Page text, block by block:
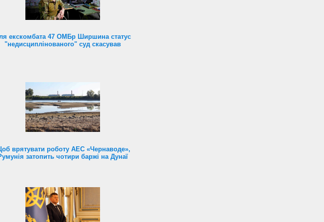
екскомбата 47 ОМБр Ширшина статус
"недисциплінованого" суд скасував
врятувати роботу АЕС «Чернаводе»,
затопить чотири баржі на Дунаї